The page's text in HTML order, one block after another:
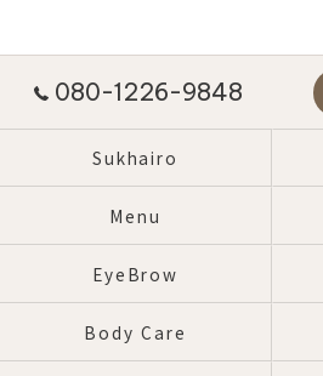
080-1226-9848
Sukhairo
Menu
EyeBrow
Body Care